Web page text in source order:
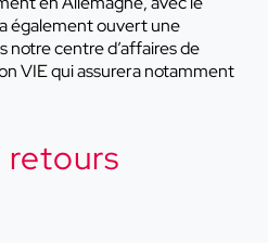
également ouvert une
notre centre d’affaires de
VIE qui assurera notamment
retours